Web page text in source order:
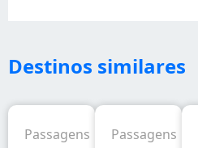
Destinos similares
Passagens
Passagens